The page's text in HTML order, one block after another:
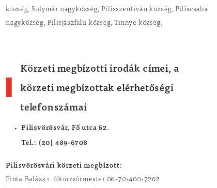
község, Solymár nagyközség, Pilisszentiván község, Piliscsaba
nagyközség, Pilisjászfalu község, Tinnye község.
Körzeti megbízotti irodák címei, a
körzeti megbízottak elérhetőségi
telefonszámai
Pilisvörösvár, Fő utca 62.
Tel.: (20) 489-6708
Pilisvörösvári körzeti megbízott:
Finta Balázs r. főtörzsőrmester 06-70-400-7202